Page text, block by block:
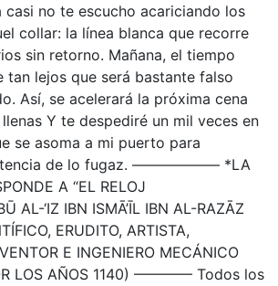
casi no te escucho acariciando los
collar: la línea blanca que recorre
sin retorno. Mañana, el tiempo
tan lejos que será bastante falso
Así, se acelerará la próxima cena
Y te despediré un mil veces en
se asoma a mi puerto para
de lo fugaz. —————— *LA
A “EL RELOJ
AL-‘IZ IBN ISMĀ’ĪL IBN AL-RAZĀZ
ERUDITO, ARTISTA,
E INGENIERO MECÁNICO
LOS AÑOS 1140) ———— Todos los